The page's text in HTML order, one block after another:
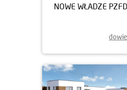
NOWE WŁADZE PZFD